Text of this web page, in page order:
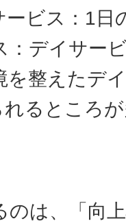
ビス：1日
：デイサー
を整えたデ
るところ
のは、「向